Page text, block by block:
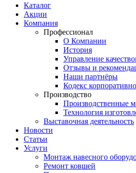
Каталог
Акции
Компания
Профессионал
О Компании
История
Управление
Отзывы и
Наши партнёры
Кодекс
Производство
Производственные
Технология
Выставочная деятельность
Новости
Статьи
Услуги
Монтаж навесного
Ремонт ковшей